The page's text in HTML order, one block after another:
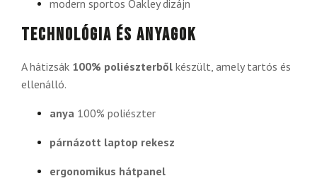
modern sportos Oakley dizájn
Technológia és anyagok
A hátizsák 100% poliészterből készült, amely tartós és
ellenálló.
anya 100% poliészter
párnázott laptop rekesz
ergonomikus hátpanel